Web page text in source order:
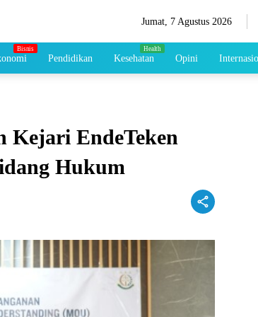
Jumat, 7 Agustus 2026
Pendidikan Kesehatan Opini
Kejari EndeTeken
Hukum